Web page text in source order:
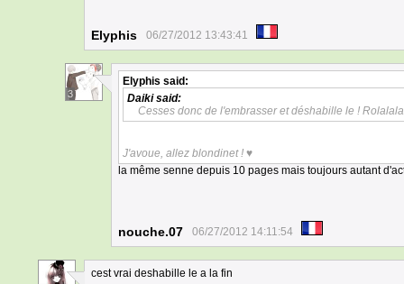
Elyphis 06/27/2012 13:43:41
3
Elyphis said:
Daikisaid:
Cesses donc de l'embrasser et déshabille le !
J'avoue, allez blondinet ! ♥
la même senne depuis 10 pages mais toujours autant
nouche.07 06/27/2012 14:11:54
cest vrai deshabille le a la fin